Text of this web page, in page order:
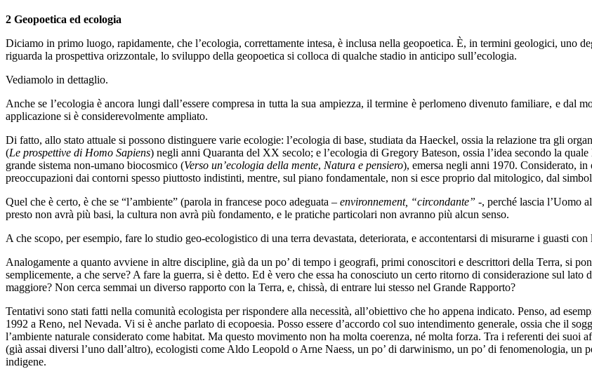
2 Geopoetica ed ecologia
Diciamo in primo luogo, rapidamente, che l’ecologia, correttamente intesa, è inclusa nella geopoetica. È, in termini geologici, uno
riguarda la prospettiva orizzontale, lo sviluppo della geopoetica si colloca di qualche stadio in anticipo sull’ecologia.
Vediamolo in dettaglio.
Anche se l’ecologia è ancora lungi dall’essere compresa in tutta la sua ampiezza, il termine è perlomeno divenuto familiare, e dal
applicazione si è considerevolmente ampliato.
Di fatto, allo stato attuale si possono distinguere varie ecologie: l’ecologia di base, studiata da Haeckel, ossia la relazione tra gli
(Le prospettive di Homo Sapiens) negli anni Quaranta del XX secolo; e l’ecologia di Gregory Bateson, ossia l’idea secondo la
grande sistema non-umano biocosmico (Verso un’ecologia della mente, Natura e pensiero), emersa negli anni 1970. Considerato,
preoccupazioni dai contorni spesso piuttosto indistinti, mentre, sul piano fondamentale, non si esce proprio dal mitologico, dal
Quel che è certo, è che se “l’ambiente” (parola in francese poco adeguata – environnement, “circondante” -, perché lascia l’Uomo
presto non avrà più basi, la cultura non avrà più fondamento, e le pratiche particolari non avranno più alcun senso.
A che scopo, per esempio, fare lo studio geo-ecologistico di una terra devastata, deteriorata, e accontentarsi di misurarne i guasti
Analogamente a quanto avviene in altre discipline, già da un po’ di tempo i geografi, primi conoscitori e descrittori della Terra, si
semplicemente, a che serve? A fare la guerra, si è detto. Ed è vero che essa ha conosciuto un certo ritorno di considerazione sul
maggiore? Non cerca semmai un diverso rapporto con la Terra, e, chissà, di entrare lui stesso nel Grande Rapporto?
Tentativi sono stati fatti nella comunità ecologista per rispondere alla necessità, all’obiettivo che ho appena indicato. Penso, ad
1992 a Reno, nel Nevada. Vi si è anche parlato di ecopoesia. Posso essere d’accordo col suo intendimento generale, ossia che il
l’ambiente naturale considerato come habitat. Ma questo movimento non ha molta coerenza, né molta forza. Tra i referenti dei
(già assai diversi l’uno dall’altro), ecologisti come Aldo Leopold o Arne Naess, un po’ di darwinismo, un po’ di fenomenologia,
indigene.